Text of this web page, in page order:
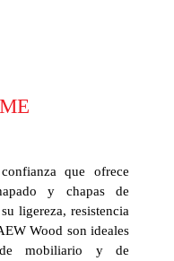
que ofrece
y chapas de
ligereza, resistencia
Wood son ideales
de mobiliario y de